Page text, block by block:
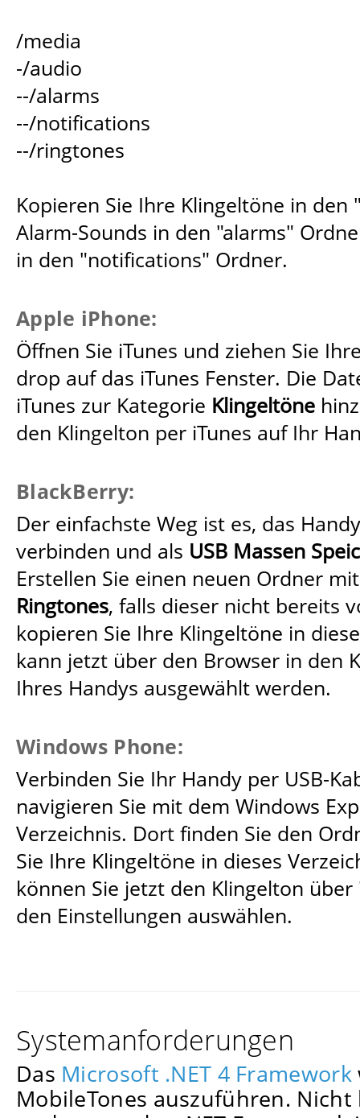
/media
-/audio
--/alarms
--/notifications
--/ringtones
Kopieren Sie Ihre Klingeltöne in
Alarm-Sounds in den "alarms"
in den "notifications" Ordner.
Apple iPhone:
Öffnen Sie iTunes und ziehen Sie
drop auf das iTunes Fenster. Die
iTunes zur Kategorie Klingeltöne
den Klingelton per iTunes auf Ihr
BlackBerry:
Der einfachste Weg ist es, das
verbinden und als USB Massen
Erstellen Sie einen neuen Ordner
Ringtones, falls dieser nicht bereits
kopieren Sie Ihre Klingeltöne in
kann jetzt über den Browser in den
Ihres Handys ausgewählt werden.
Windows Phone:
Verbinden Sie Ihr Handy per USB-
navigieren Sie mit dem Windows
Verzeichnis. Dort finden Sie den
Sie Ihre Klingeltöne in dieses
können Sie jetzt den Klingelton
den Einstellungen auswählen.
Systemanforderungen
Das Microsoft .NET 4 Framework
MobileTones auszuführen.